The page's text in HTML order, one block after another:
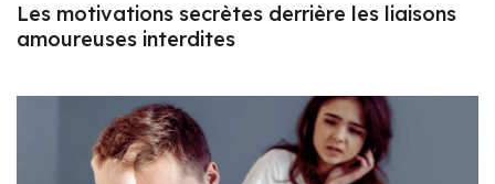
Les motivations secrètes derrière les liaisons
amoureuses interdites